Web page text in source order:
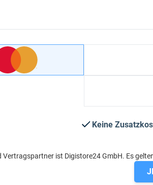
Keine
Vertragspartner ist Digistore24 GmbH. Es